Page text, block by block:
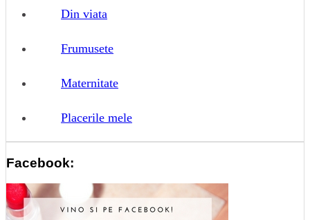
Din viata
Frumusete
Maternitate
Placerile mele
Facebook: